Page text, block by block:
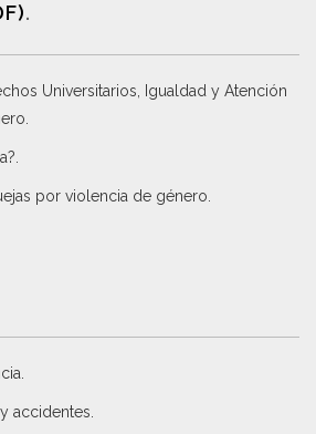
.
Universitarios, Igualdad y Atención
por violencia de género
accidentes